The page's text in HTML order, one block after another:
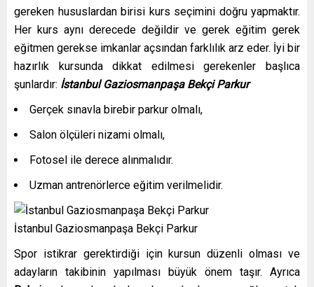
gereken hususlardan birisi kurs seçimini doğru yapmaktır.
Her kurs aynı derecede değildir ve gerek eğitim gerek
eğitmen gerekse imkanlar açsından farklılık arz eder. İyi bir
hazırlık kursunda dikkat edilmesi gerekenler başlıca
şunlardır: İstanbul Gaziosmanpaşa Bekçi Parkur
Gerçek sınavla birebir parkur olmalı,
Salon ölçüleri nizami olmalı,
Fotosel ile derece alınmalıdır.
Uzman antrenörlerce eğitim verilmelidir.
İstanbul Gaziosmanpaşa Bekçi Parkur
Spor istikrar gerektirdiği için kursun düzenli olması ve
adayların takibinin yapılması büyük önem taşır. Ayrıca